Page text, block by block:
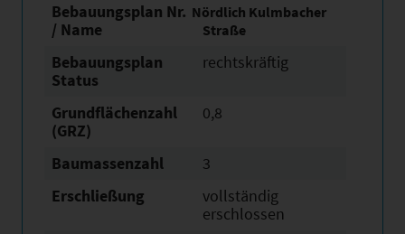
Bebauungsplan Nr.
/ Name
Nördlich Kulmbacher
Straße
Bebauungsplan
Status
rechtskräftig
Grundflächen­zahl
(GRZ)
0,8
Baumassenzahl
3
Erschließung
vollständig
erschlossen